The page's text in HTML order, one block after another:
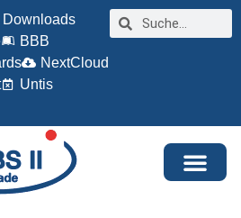
Downloads
BBB
NextCloud
Untis